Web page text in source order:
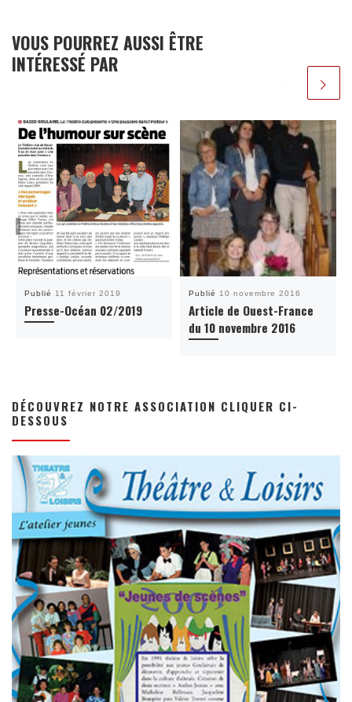
VOUS POURREZ AUSSI ÊTRE
INTÉRESSÉ PAR
Publié 11 février 2019
Presse-Océan 02/2019
Publié 10 novembre 2016
Article de Ouest-France
du 10 novembre 2016
DÉCOUVREZ NOTRE ASSOCIATION CLIQUER CI-
DESSOUS